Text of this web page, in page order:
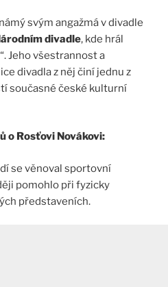
svým angažmá v divadle
divadle, kde hrál
Jeho všestrannost a
divadla z něj činí jednu z
současné české kulturní
o Rosťovi Novákovi:
se věnoval sportovní
pomohlo při fyzicky
představeních.